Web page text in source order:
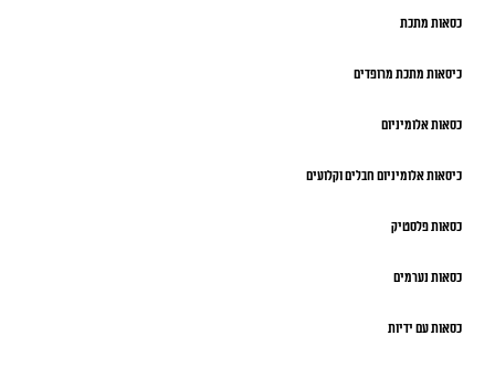
כסאות מתכת
כיסאות מתכת מרופדים
כסאות אלומיניום
כיסאות אלומיניום חבלים וקלועים
כסאות פלסטיק
כסאות נערמים
כסאות עם ידיות